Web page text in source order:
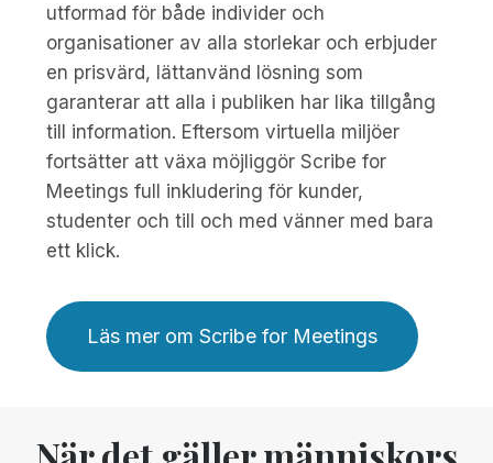
utformad för både individer och
organisationer av alla storlekar och erbjuder
en prisvärd, lättanvänd lösning som
garanterar att alla i publiken har lika tillgång
till information. Eftersom virtuella miljöer
fortsätter att växa möjliggör Scribe for
Meetings full inkludering för kunder,
studenter och till och med vänner med bara
ett klick.
Läs mer om Scribe for Meetings